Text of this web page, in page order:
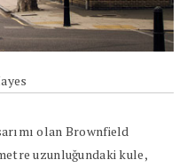
olan Brownfield
uzunluğundaki kule,